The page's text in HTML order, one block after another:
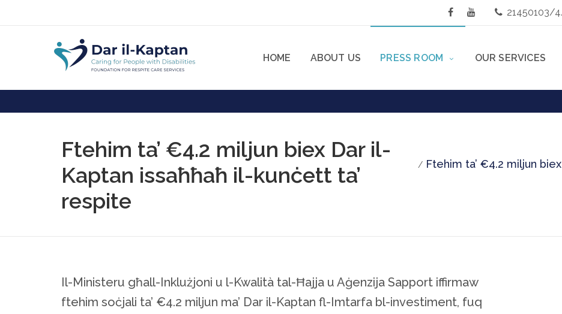
21450103/
OUR SERVICES
PRESS ROOM
ABOUT US
HOME
Ftehim ta’ €4.2 miljun biex Dar il-
Kaptan issaħħaħ il-kunċett ta’
respite
Ftehim ta’ €4.2 miljun
Il-Ministeru għall-Inklużjoni u l-Kwalità tal-Ħajja u Aġenzija Sapport iffirmaw
ftehim soċjali ta’ €4.2 miljun ma’ Dar il-Kaptan fl-Imtarfa bl-investiment, fuq